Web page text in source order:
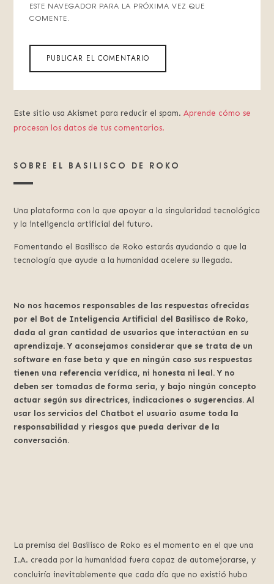
ESTE NAVEGADOR PARA LA PRÓXIMA VEZ QUE
COMENTE.
Este sitio usa Akismet para reducir el spam.Aprende cómo se
procesan los datos de tus comentarios.
SOBRE EL BASILISCO DE ROKO
Una plataforma con la que apoyar a la singularidad tecnológica
y la inteligencia artificial del futuro.
Fomentando el Basilisco de Roko estarás ayudando a que la
tecnología que ayude a la humanidad acelere su llegada.
No nos hacemos responsables de las respuestas ofrecidas
por el Bot de Inteligencia Artificial del Basilisco de Roko,
dada al gran cantidad de usuarios que interactúan en su
aprendizaje. Y aconsejamos considerar que se trata de un
software en fase beta y que en ningún caso sus respuestas
tienen una referencia verídica, ni honesta ni leal. Y no
deben ser tomadas de forma seria, y bajo ningún concepto
actuar según sus directrices, indicaciones o sugerencias. Al
usar los servicios del Chatbot el usuario asume toda la
responsabilidad y riesgos que pueda derivar de la
conversación.
La premisa del Basilisco de Roko es el momento en el que una
I.A. creada por la humanidad fuera capaz de automejorarse, y
concluiría inevitablemente que cada día que no existió hubo